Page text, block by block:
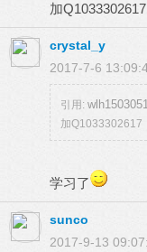
加Q1033302617
crystal_y
2017-7-6
引用:
加Q1033302617
学习了
sunco
2017-9-13